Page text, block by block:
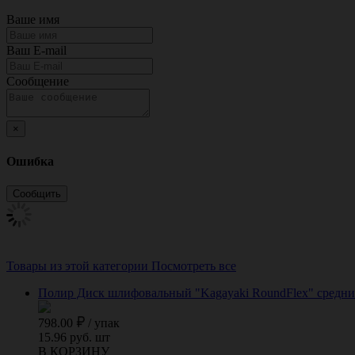
Ваше имя
Ваш E-mail
Сообщение
×
Ошибка
Товары из этой категории Посмотреть все
Полир Диск шлифовальный "Kagayaki RoundFlex"
798.00 / упак
15.96 руб. шт
В КОРЗИНУ